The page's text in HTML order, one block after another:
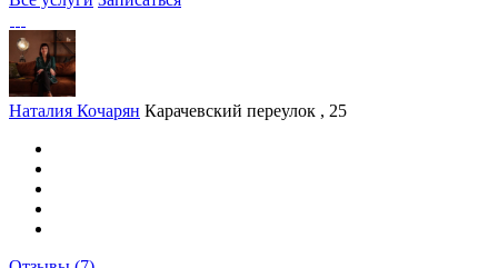
Наталия Кочарян Карачевский переулок , 25